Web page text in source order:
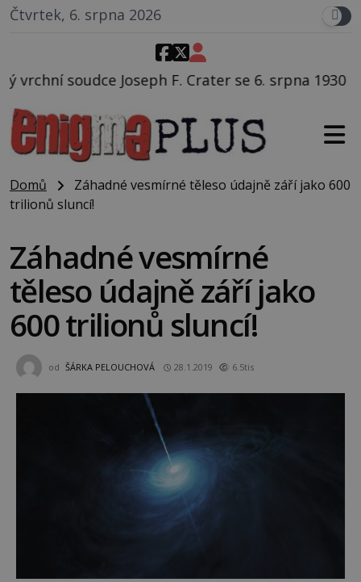
Čtvrtek, 6. srpna 2026
F. Crater se 6. srpna 1930 navečeří ve své
Domů
Záhadné vesmírné těleso údajně září jako 600
trilionů sluncí!
Záhadné vesmírné
těleso údajně září jako
600 trilionů sluncí!
od ŠÁRKA PELOUCHOVÁ 28.1.2019 6.5tis